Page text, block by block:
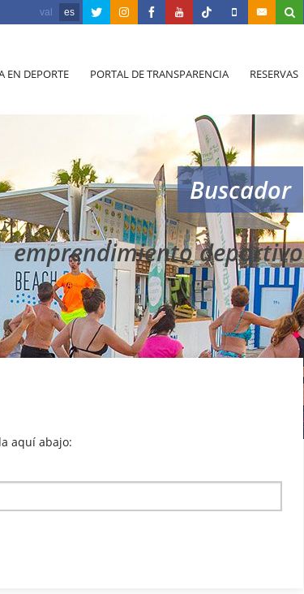
val es
EN DEPORTE PORTAL DE TRANSPARENCIA RESERVAS
Buscador
emprendimiento deportivo
aquí abajo: